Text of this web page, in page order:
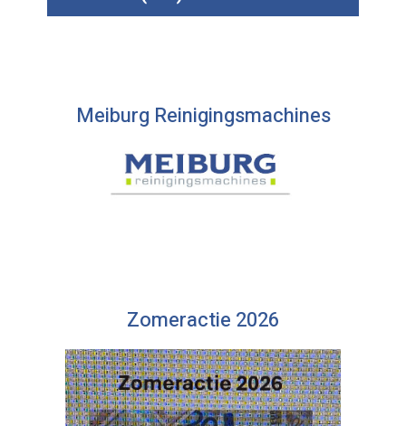
Meiburg Reinigingsmachines
Zomeractie 2026